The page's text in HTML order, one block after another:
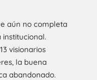
aún no completa
visionarios
la buena
abandonado.